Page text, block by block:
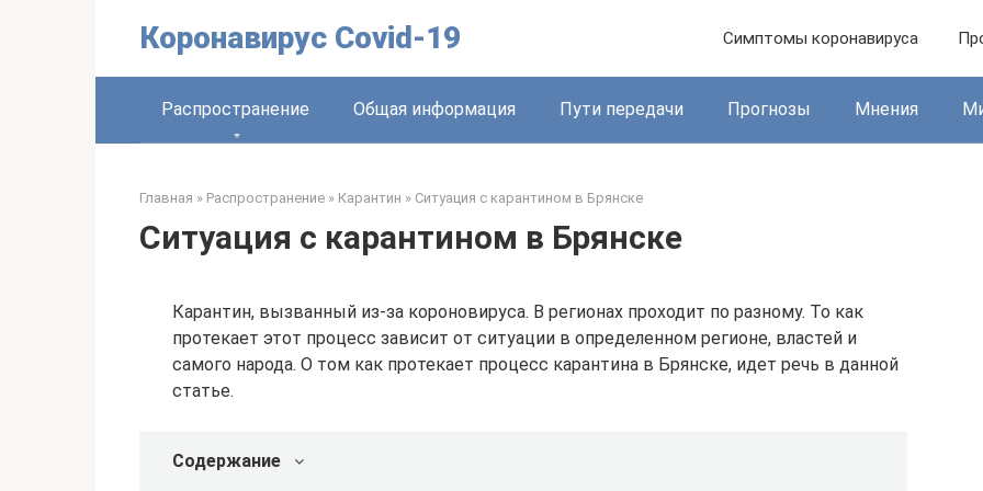
Коронавирус Covid-19 Симптомы коронавируса
Распространение Общая информация Пути передачи Прогнозы Мнения
Главная » Распространение » Карантин » Ситуация с карантином в Брянске
Ситуация с карантином в Брянске
Карантин, вызванный из-за короновируса. В регионах проходит по разному. То как
протекает этот процесс зависит от ситуации в определенном регионе, властей и
самого народа. О том как протекает процесс карантина в Брянске, идет речь в данной
статье.
Содержание